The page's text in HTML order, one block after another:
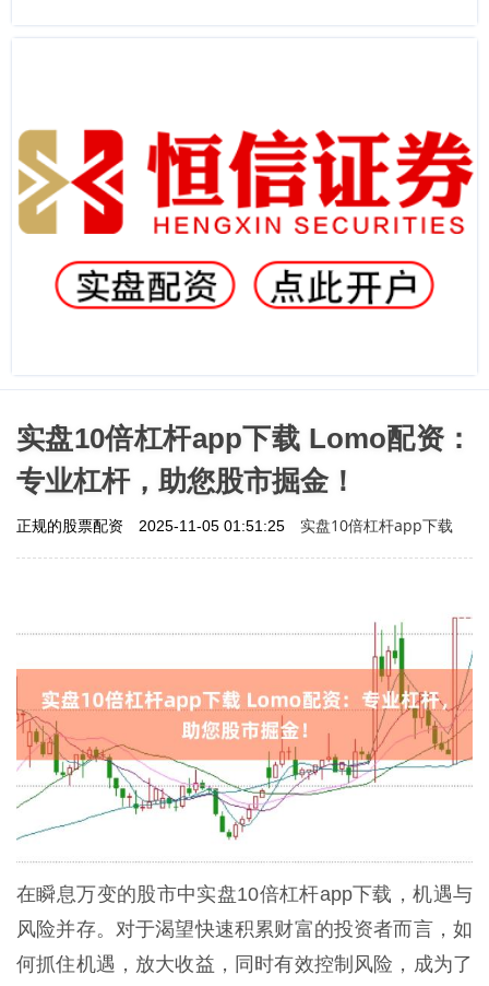
实盘10倍杠杆app下载 Lomo配资：
专业杠杆，助您股市掘金！
正规的股票配资 2025-11-05 01:51:25 实盘10倍杠杆app下载
在瞬息万变的股市中实盘10倍杠杆app下载，机遇与
风险并存。对于渴望快速积累财富的投资者而言，如
何抓住机遇，放大收益，同时有效控制风险，成为了